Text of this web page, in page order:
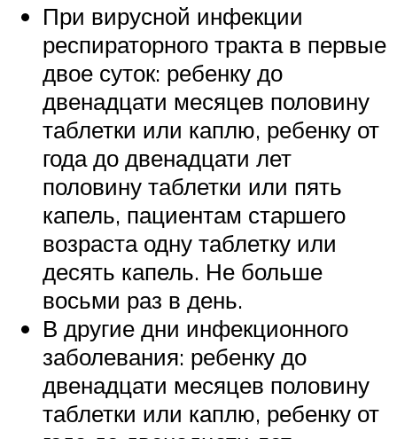
При вирусной инфекции
респираторного тракта в первые
двое суток: ребенку до
двенадцати месяцев половину
таблетки или каплю, ребенку от
года до двенадцати лет
половину таблетки или пять
капель, пациентам старшего
возраста одну таблетку или
десять капель. Не больше
восьми раз в день.
В другие дни инфекционного
заболевания: ребенку до
двенадцати месяцев половину
таблетки или каплю, ребенку от